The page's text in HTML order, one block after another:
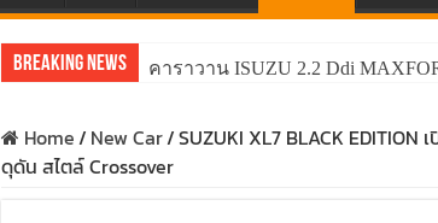
Breaking News คาราวาน ISUZU 2.2 Ddi
Home/ New Car/SUZUKI XL7 BLACK EDITION
ดุดัน สไตล์ Crossover